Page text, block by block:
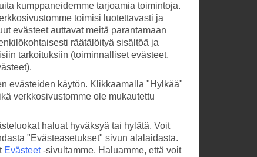
kumppaneidemme tarjoamia toimintoja.
toimisi luotettavasti ja
evästeet auttavat meitä parantamaan
räätälöityä sisältöä ja
tarkoituksiin (toiminnalliset evästeet,
evästeiden käytön. Klikkaamalla "Hylkää"
verkkosivustomme ole mukautettu
haluat hyväksyä tai hylätä. Voit
"Evästeasetukset" sivun alalaidasta.
Evästeet-sivultamme. Haluamme, että voit